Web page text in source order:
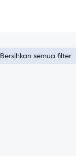
Bersihkan semua filter